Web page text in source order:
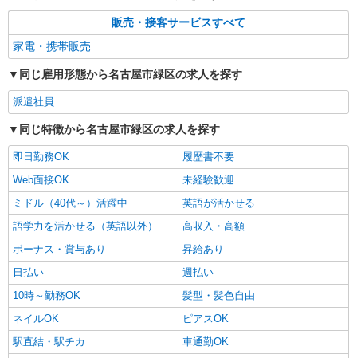
販売・接客サービスすべて
家電・携帯販売
同じ雇用形態から名古屋市緑区の求人を探す
派遣社員
同じ特徴から名古屋市緑区の求人を探す
即日勤務OK
履歴書不要
Web面接OK
未経験歓迎
ミドル（40代～）活躍中
英語が活かせる
語学力を活かせる（英語以外）
高収入・高額
ボーナス・賞与あり
昇給あり
日払い
週払い
10時～勤務OK
髪型・髪色自由
ネイルOK
ピアスOK
駅直結・駅チカ
車通勤OK